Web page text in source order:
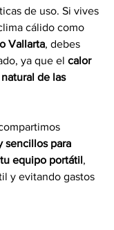
de uso. Si vives
cálido como
Vallarta, debes
ya que el calor
de las
sencillos para
equipo portátil,
y evitando gastos